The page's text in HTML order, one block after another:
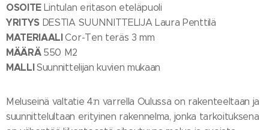
OSOITE Lintulan eritason eteläpuoli
YRITYS DESTIA SUUNNITTELIJA Laura Penttilä
MATERIAALICor-Ten teräs 3 mm
MÄÄRÄ 550 M2
MALLISuunnittelijan kuvien mukaan
Meluseinä valtatie 4:n varrella Oulussa on rakenteeltaan ja
suunnittelultaan erityinen rakennelma, jonka tarkoituksena